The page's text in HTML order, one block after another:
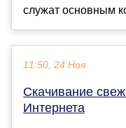
служат основным
11:50, 24 Ноя
Скачивание
Интернета